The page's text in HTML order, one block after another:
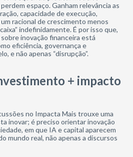
espaço. Ganham relevância as
capacidade de execução,
racional de crescimento menos
indefinidamente. É por isso que,
inovação financeira está
eficiência, governança e
e não apenas “disrupção”.
+ impacto
no Impacta Mais trouxe uma
inovar; é preciso orientar inovação
em que IA e capital aparecem
mundo real, não apenas a discursos